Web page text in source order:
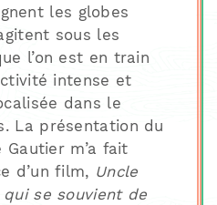
les globes
sous les
l’on est en train
intense et
dans le
La présentation du
Gautier m’a fait
d’un film, Uncle
qui se souvient de